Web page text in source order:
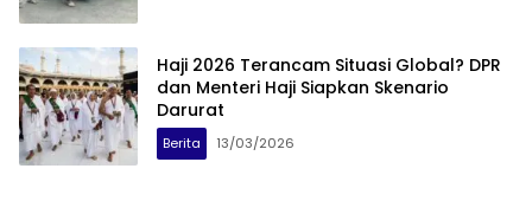
Haji 2026 Terancam Situasi Global? DPR
dan Menteri Haji Siapkan Skenario
Darurat
Berita 13/03/2026